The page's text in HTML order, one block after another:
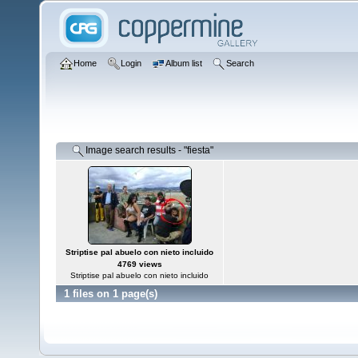
Home Login Album list Search
Image search results - "fiesta"
Striptise pal abuelo con nieto incluido
4769 views
Striptise pal abuelo con nieto incluido
1 files on 1 page(s)